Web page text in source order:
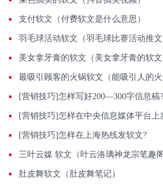
支付软文（付费软文是什么意思）
羽毛球活动软文（羽毛球比赛活动推文
美女拿牙膏的软文（美女拿牙膏的软文
最吸引顾客的火锅软文（能吸引人的火
[营销技巧]怎样写好200—300字信息稿?
[营销技巧]怎样在中央信息媒体平台上
[营销技巧]怎样在上海热线发软文?
三叶云媒 软文（叶云洛璃神龙宗笔趣阁
肚皮舞软文（肚皮舞笔记）